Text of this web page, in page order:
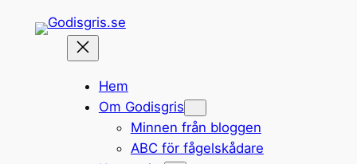
Hem
Om Godisgris
Minnen från bloggen
ABC för fågelskådare